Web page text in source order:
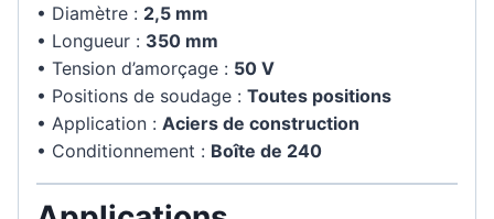
• Diamètre : 2,5 mm
• Longueur : 350 mm
• Tension d’amorçage : 50 V
• Positions de soudage : Toutes positions
• Application : Aciers de construction
• Conditionnement : Boîte de 240